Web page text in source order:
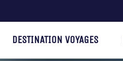
DESTINATION VOYAGES